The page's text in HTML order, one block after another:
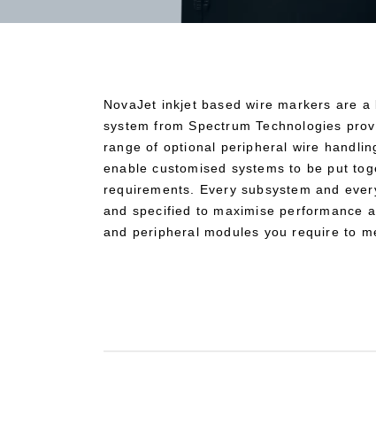
NovaJet inkjet based wire markers are
system from Spectrum Technologies
range of optional peripheral wire
enable customised systems to be put
requirements. Every subsystem and
and specified to maximise performance
and peripheral modules you require to